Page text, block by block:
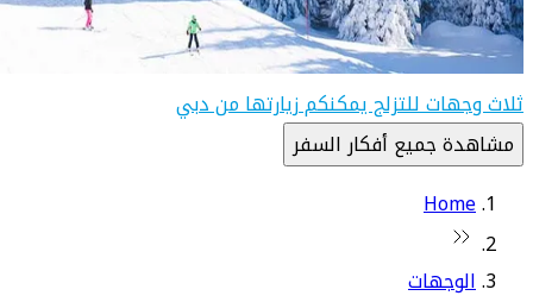
ثلاث وجهات للتزلج يمكنكم زيارتها من دبي
مشاهدة جميع أفكار السفر
Home
الوجهات